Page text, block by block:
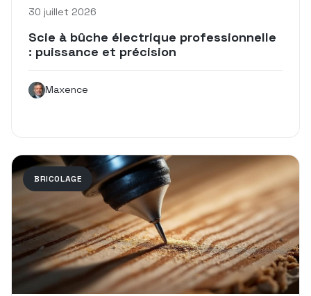
30 juillet 2026
Scie à bûche électrique professionnelle
: puissance et précision
Maxence
BRICOLAGE